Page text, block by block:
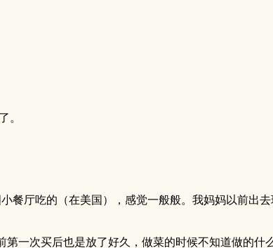
。
餐厅吃的（在美国），感觉一般般。我妈妈以前出
一次买后也是放了好久，做菜的时候不知道做的什